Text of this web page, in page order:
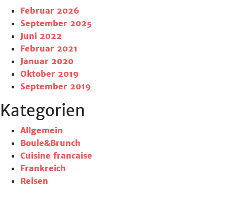
Februar 2026
September 2025
Juni 2022
Februar 2021
Januar 2020
Oktober 2019
September 2019
Kategorien
Allgemein
Boule&Brunch
Cuisine francaise
Frankreich
Reisen